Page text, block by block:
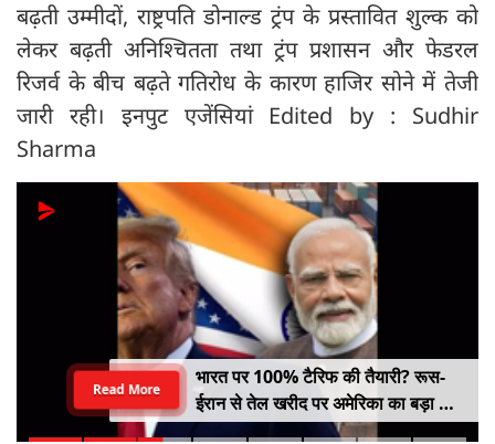
बढ़ती उम्मीदों, राष्ट्रपति डोनाल्ड ट्रंप के प्रस्तावित शुल्क को
लेकर बढ़ती अनिश्चितता तथा ट्रंप प्रशासन और फेडरल
रिजर्व के बीच बढ़ते गतिरोध के कारण हाजिर सोने में तेजी
जारी रही। इनपुट एजेंसियां Edited by : Sudhir
Sharma
भारत पर 100% टैरिफ की तैयारी? रूस-
ईरान से तेल खरीद पर अमेरिका का बड़ा वार,
सीनेट में बिल पास
Read More